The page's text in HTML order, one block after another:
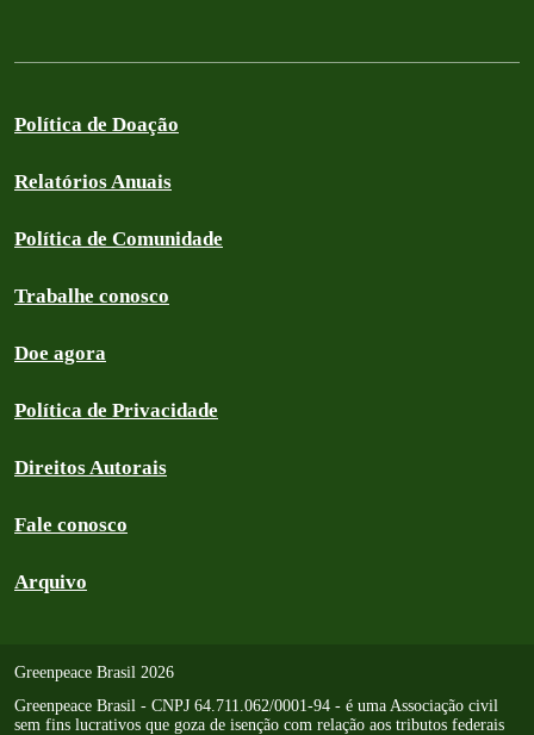
Política de Doação
Relatórios Anuais
Política de Comunidade
Trabalhe conosco
Doe agora
Política de Privacidade
Direitos Autorais
Fale conosco
Arquivo
Greenpeace Brasil 2026
Greenpeace Brasil - CNPJ 64.711.062/0001-94 - é uma Associação civil
sem fins lucrativos que goza de isenção com relação aos tributos federais